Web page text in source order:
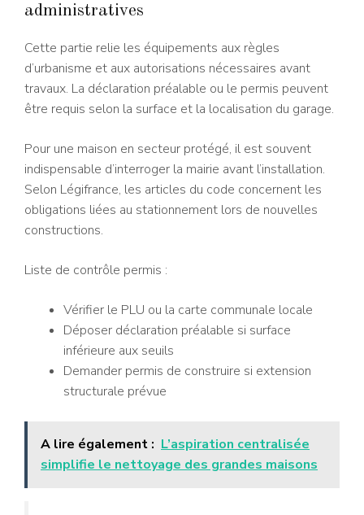
administratives
Cette partie relie les équipements aux règles
d’urbanisme et aux autorisations nécessaires avant
travaux. La déclaration préalable ou le permis peuvent
être requis selon la surface et la localisation du garage.
Pour une maison en secteur protégé, il est souvent
indispensable d’interroger la mairie avant l’installation.
Selon Légifrance, les articles du code concernent les
obligations liées au stationnement lors de nouvelles
constructions.
Liste de contrôle permis :
Vérifier le PLU ou la carte communale locale
Déposer déclaration préalable si surface
inférieure aux seuils
Demander permis de construire si extension
structurale prévue
A lire également : L’aspiration centralisée
simplifie le nettoyage des grandes maisons